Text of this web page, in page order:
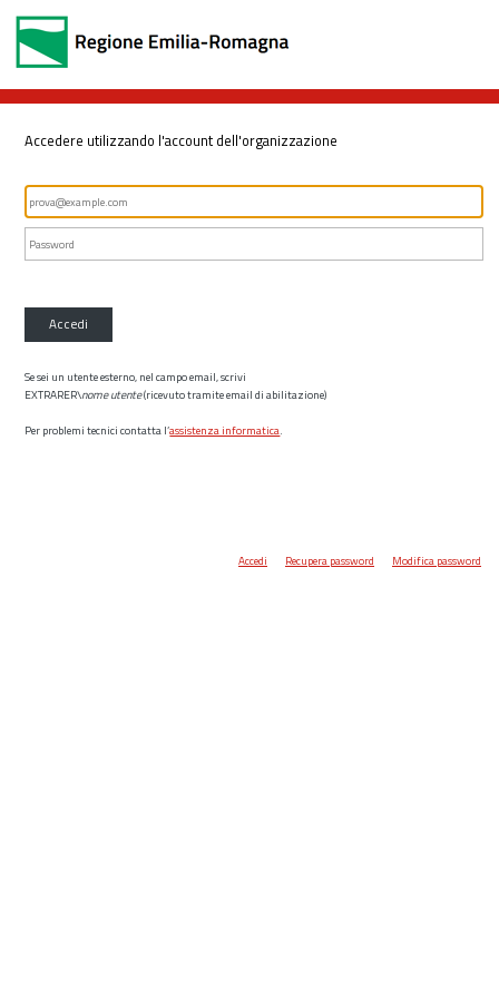
Accedere utilizzando l'account dell'organizzazione
Accedi
Se sei un utente esterno, nel campo email, scrivi
EXTRARER\nome utente(ricevuto tramite email di abilitazione)
Per problemi tecnici contatta l’assistenza informatica.
Accedi Recupera password Modifica password